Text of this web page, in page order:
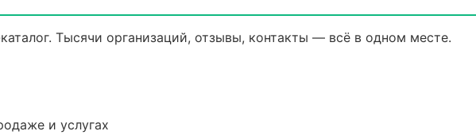
Тысячи организаций, отзывы, контакты — всё в одном месте.
и услугах